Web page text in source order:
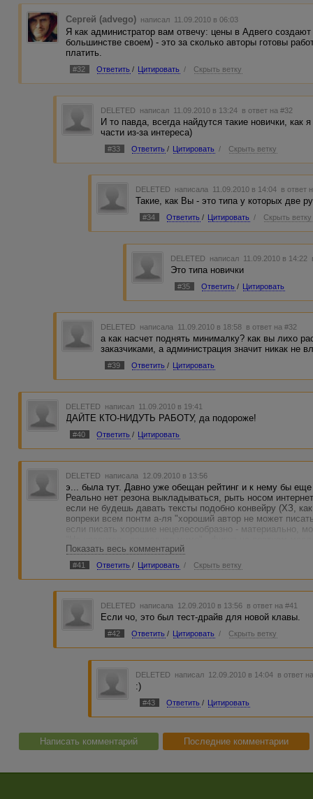
Адвего, свои услуги можно предложить и в других
Сергей (advego) написал 11.09.2010 в 06:03
Я как администратор вам отвечу: цены в Адвего
большинстве своем) - это за сколько авторы готовы
платить.
#32 Ответить / Цитировать / Скрыть ветку
DELETED написал 11.09.2010 в 13:24 в ответ на #32
И то павда, всегда найдутся такие новички, как
части из-за интереса)
#33 Ответить / Цитировать / Скрыть ветку
DELETED написала 11.09.2010 в 14:04 в ответ
Такие, как Вы - это типа у которых две
#34 Ответить / Цитировать / Скрыть ветку
DELETED написал 11.09.2010 в 14:22
Это типа новички
#35 Ответить / Цитировать
DELETED написала 11.09.2010 в 18:58 в ответ на #32
а как насчет поднять минималку? как вы лихо
заказчиками, а администрация значит никак не
#39 Ответить / Цитировать
DELETED написал 11.09.2010 в 19:41
ДАЙТЕ КТО-НИДУТЬ РАБОТУ, да подороже!
#40 Ответить / Цитировать
DELETED написала 12.09.2010 в 13:56
э... была тут. Давно уже обещан рейтинг и к нему бы еще
Реально нет резона выкладываться, рыть носом
если не будешь давать тексты подобно конвейру (ХЗ,
вопреки всем понтм а-ля "хороший автор не может
если писать хорошие нецелесообразно - материально,
поджаривается чет рабоче-крестьянское типа "колхоз -
хочешь - ..."
Показать весь комментарий
#41 Ответить / Цитировать / Скрыть ветку
DELETED написала 12.09.2010 в 13:56 в ответ на #41
Если чо, это был тест-драйв для новой клавы.
#42 Ответить / Цитировать / Скрыть ветку
DELETED написал 12.09.2010 в 14:04 в ответ
:)
#43 Ответить / Цитировать
Написать комментарий Последние комментарии